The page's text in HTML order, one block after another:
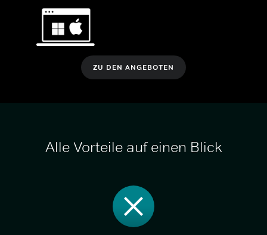
ZU DEN ANGEBOTEN
Alle Vorteile auf einen Blick